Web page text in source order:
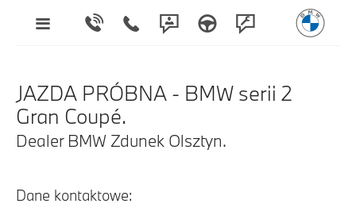
JAZDA PRÓBNA - BMW serii 2
Gran Coupé.
Dealer BMW Zdunek Olsztyn.
Dane kontaktowe: